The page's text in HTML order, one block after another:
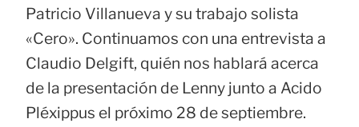
Patricio Villanueva y su trabajo solista
«Cero». Continuamos con una entrevista a
Claudio Delgift, quién nos hablará acerca
de la presentación de Lenny junto a Acido
Pléxippus el próximo 28 de septiembre.